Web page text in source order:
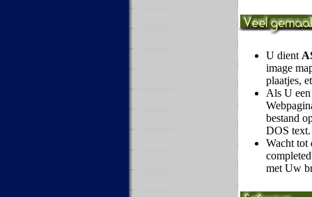
U dient
image
plaatjes,
Als U
bestand
DOS text.
Wacht tot
met Uw